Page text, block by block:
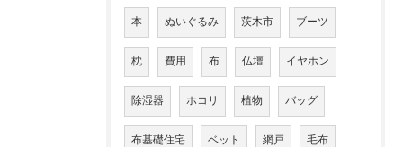
本 ぬいぐるみ 茨木市 ブーツ
枕 費用 布 仏壇 イヤホン
除湿器 ホコリ 植物 バッグ
布基礎住宅 ベット 網戸 毛布